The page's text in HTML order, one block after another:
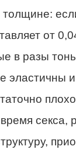
толщине:
от
в разы
эластичны и
секса,